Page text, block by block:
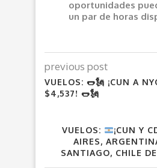
oportunidades
un par de horas
previous post
VUELOS: 🌭🗽 ¡CUN A
$4,537! 🌭🗽
VUELOS:
¡CUN Y
AIRES,
SANTIAGO, CHILE